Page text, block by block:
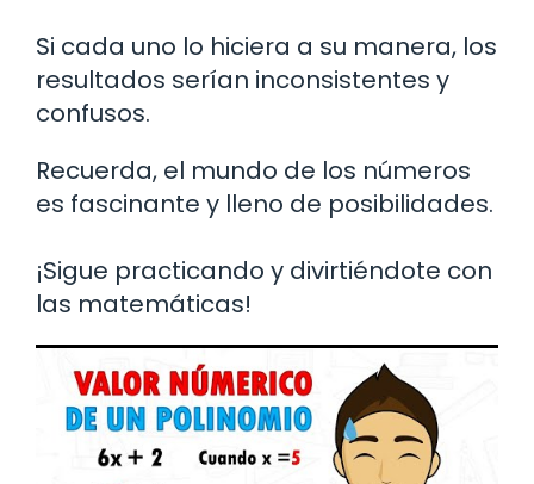
Si cada uno lo hiciera a su manera, los
resultados serían inconsistentes y
confusos.
Recuerda, el mundo de los números
es fascinante y lleno de posibilidades.
¡Sigue practicando y divirtiéndote con
las matemáticas!